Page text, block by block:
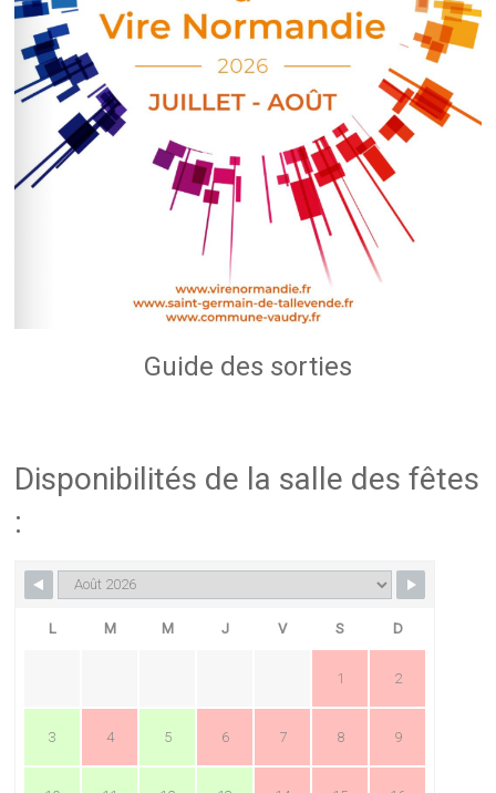
Guide des sorties
Disponibilités de la salle des fêtes
:
L M M J V S D
1 2
3 4 5 6 7 8 9